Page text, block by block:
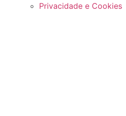
Privacidade e Cookies